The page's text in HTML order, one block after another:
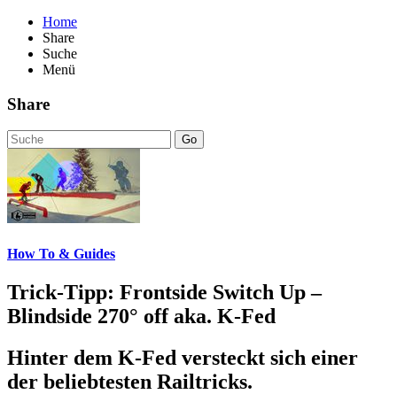
Home
Share
Suche
Menü
Share
Go
How To & Guides
Trick-Tipp: Frontside Switch Up –
Blindside 270° off aka. K-Fed
Hinter dem K-Fed versteckt sich einer
der beliebtesten Railtricks.